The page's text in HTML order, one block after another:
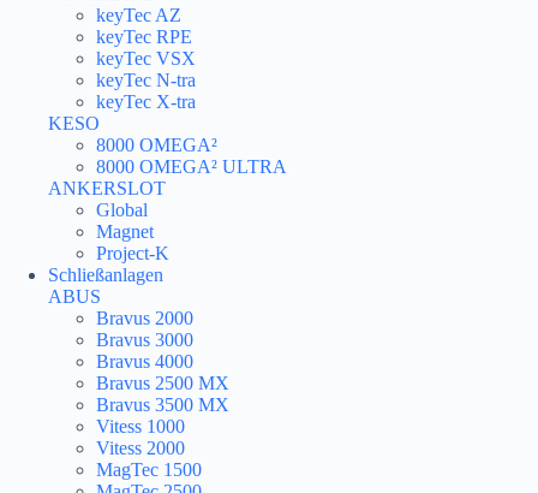
keyTec AZ
keyTec RPE
keyTec VSX
keyTec N-tra
keyTec X-tra
KESO
8000 OMEGA²
8000 OMEGA² ULTRA
ANKERSLOT
Global
Magnet
Project-K
Schließanlagen
ABUS
Bravus 2000
Bravus 3000
Bravus 4000
Bravus 2500 MX
Bravus 3500 MX
Vitess 1000
Vitess 2000
MagTec 1500